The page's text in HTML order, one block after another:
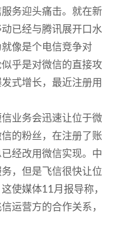
务迎头痛击。就在新
已经与腾讯展开口水
像是个电信竞争对
乎是对微信的直接攻
式增长，最近注册用
业务会迅速让位于微
的粉丝，在注册了账
经改用微信实现。中
，但是飞信很快让位
使媒体11月报导称，
运营方的合作关系，